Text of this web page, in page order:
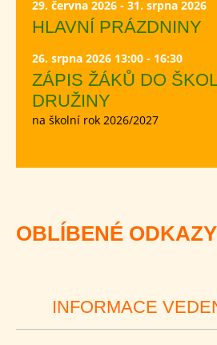
29. června 2026 - 31. srpna 2026
HLAVNÍ PRÁZDNINY
26. srpna 2026 13:00 - 16:30
ZÁPIS ŽÁKŮ DO
DRUŽINY
na školní rok 2026/2027
OBLÍBENÉ ODKAZY
INFORMACE